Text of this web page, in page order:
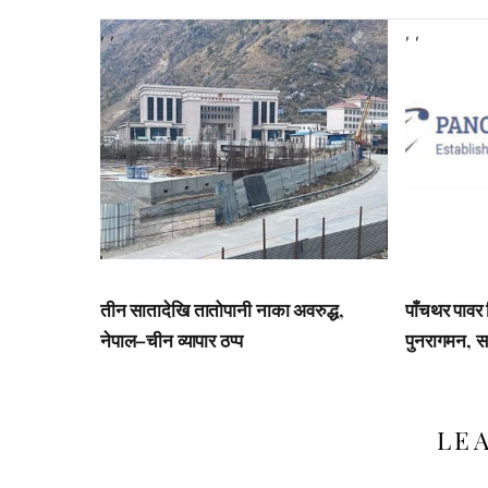
,,
तीन सातादेखि तातोपानी नाका अवरुद्ध,
नेपाल–चीन व्यापार ठप्प
, ,
पाँचथर
पुनरागमन,